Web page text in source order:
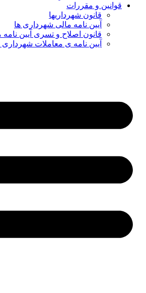
قوانین و مقررات
قانون شهرداریها
آیین نامه مالی شهرداری ها
قانون اصلاح و تسری آیین
آیین نامه ی معاملات شهرداری